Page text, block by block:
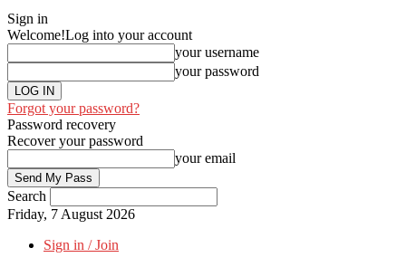
Sign in
Welcome!Log into your account
your username
your password
Forgot your password?
Password recovery
Recover your password
your email
Search
Friday, 7 August 2026
Sign in / Join